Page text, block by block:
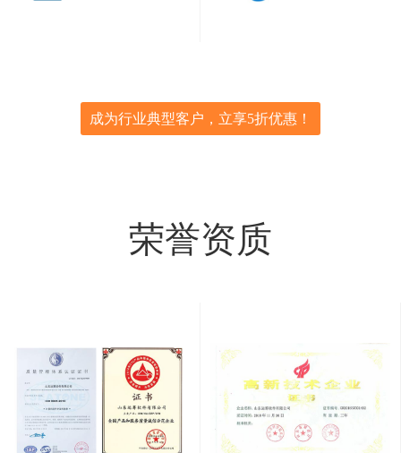
成为行业典型客户，立享5折优惠！
荣誉资质